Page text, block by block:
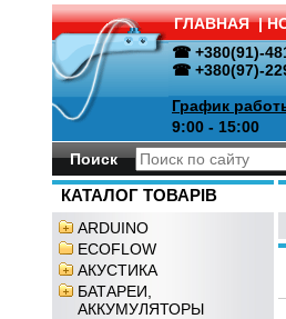
ГЛАВНАЯ |
☎ +380(91)-
☎ +380(97)-
График
9:00 - 15:00
Поиск
КАТАЛОГ ТОВАРІВ
ARDUINO
ECOFLOW
АКУСТИКА
БАТАРЕИ,
АККУМУЛЯТОРЫ